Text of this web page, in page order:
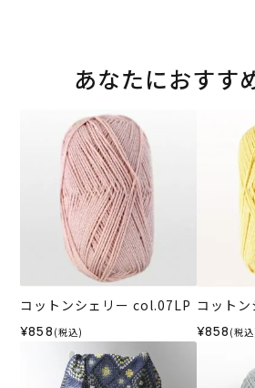
あなたにおすす
コットンシェリー col.07LP
¥858 (税込)
コット
¥858 (税